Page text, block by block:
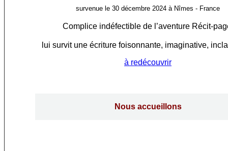
survenue le 30 décembre 2024 à Nîmes - France
Complice indéfectible de l’aventure Récit-
lui survit une écriture foisonnante, imaginative,
à redécouvrir
Nous accueillons